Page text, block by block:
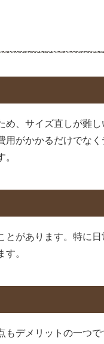
、サイズ直しが難
がかかるだけでな
があります。特に日
。
デメリットの一つ